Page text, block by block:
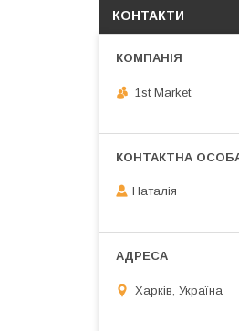
КОНТАКТИ
1st Market
Наталія
Харків, Україна